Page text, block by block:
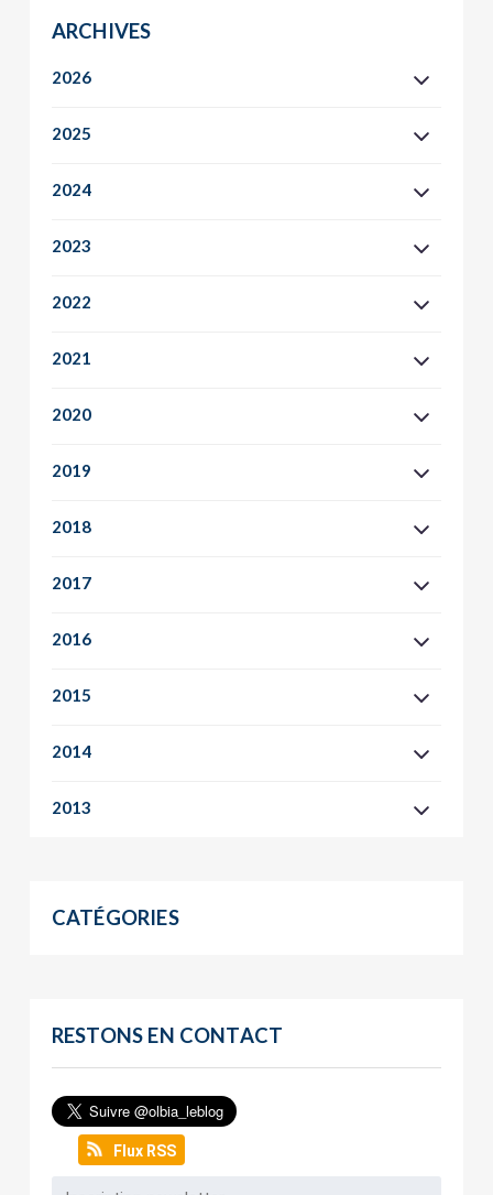
ARCHIVES
2026
2025
2024
2023
2022
2021
2020
2019
2018
2017
2016
2015
2014
2013
CATÉGORIES
RESTONS EN CONTACT
Flux RSS